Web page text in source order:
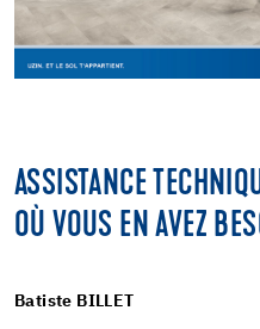
ASSISTANCE
OÙ VOUS EN AVEZ
Batiste BILLET